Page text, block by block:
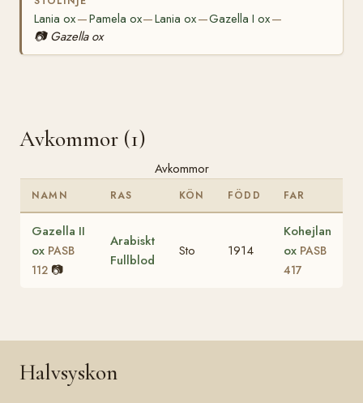
Lania ox—Pamela ox—Lania ox—Gazella I ox—
📷 Gazella ox
Avkommor (1)
Avkommor
NAMN RAS KÖN FÖDD FAR
Gazella II
ox PASB
112 📷
Arabiskt
Fullblod
Sto 1914
Kohejlan
ox PASB
417
Halvsyskon